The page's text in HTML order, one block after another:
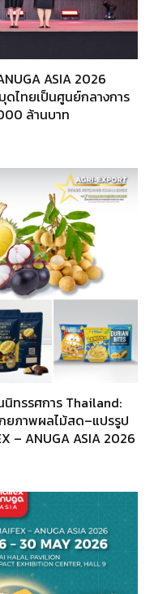
ASIA 2026
ดไทยเป็นศูนย์กลางการ
ล้านบาท
นิทรรศการ Thailand:
ยภาพผลไม้สด–แปรรูป
– ANUGA ASIA 2026